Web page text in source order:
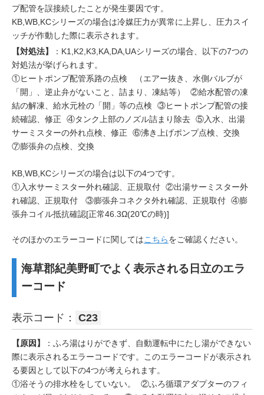
プ配管を誤接続したことが発生要因です。
KB,WB,KCシリーズの場合は冷媒圧力が異常に上昇し、圧力スイ
ッチが作動した際に表示されます。
【対処法】
：K1,K2,K3,KA,DA,UAシリーズの場合、以下の7つの
対処法が挙げられます。
①ヒートポンプ配管系路の点検 （エアー抜き、水側バルブが
「開」、逆止弁がないこと、詰まり、凍結等） ②給水配管の凍
結の解凍、給水元栓の「開」等の点検 ③ヒートポンプ配管の接
続確認、修正 ④タンク上部のノズル詰まり除去 ⑤入水、出湯
サーミスターの外れ点検、修正 ⑥沸き上げポンプ点検、交換
⑦膨張弁の点検、交換
KB,WB,KCシリーズの場合は以下の4つです。
①入水サーミスター外れ確認、正規取付 ②出湯サーミスター外
れ確認、正規取付 ③膨張弁コネクタ外れ確認、正規取付 ④膨
張弁コイル抵抗確認[正常46.3Ω(20℃の時)]
そのほかのエラーコードに関してはこちらをご確認ください。
海草郡紀美野町でよく表示される日立のエラ
ーコード
表示コード： C23
【原因】
：ふろ湯はりができず、自動運転中にたし湯ができない
際に表示されるエラーコードです。このエラーコードが表示され
る要因として以下の4つが考えられます。
①浴そうの排水栓をしていない。 ②ふろ循環アダプターのフィ